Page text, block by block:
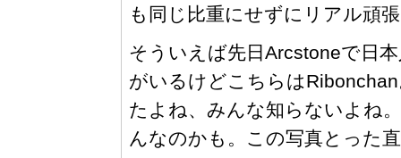
も同じ比重にせずにリアル頑
そういえば先日Arcstoneで日
がいるけどこちらは
たよね、みんな知らないよね
んなのかも。この写真とった